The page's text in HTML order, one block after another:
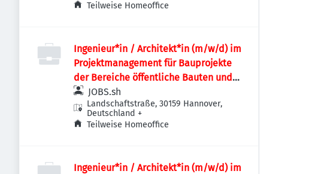
Teilweise Homeoffice
Ingenieur*in / Architekt*in (m/w/d) im
Projektmanagement für Bauprojekte
der Bereiche öffentliche Bauten und
Industriebauten / Infrastruktur
JOBS.sh
Landschaftstraße, 30159 Hannover,
Deutschland +
Teilweise Homeoffice
Ingenieur*in / Architekt*in (m/w/d) im